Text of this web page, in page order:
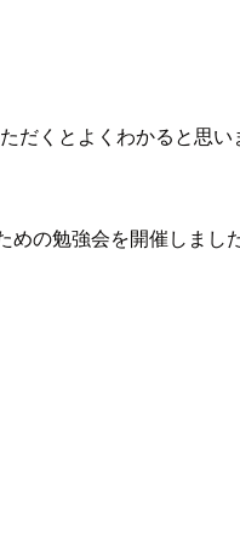
だくとよくわかると思い
の勉強会を開催しました